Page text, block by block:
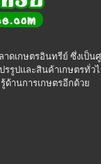
าดเกษตรอินทรีย์ ซึ่งเป็
รูปและสินค้าเกษตรทั่ว
ด้านการเกษตรอีกด้วย